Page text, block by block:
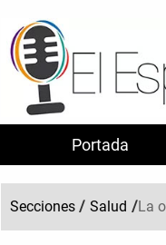
Portada
Secciones / Salud /La